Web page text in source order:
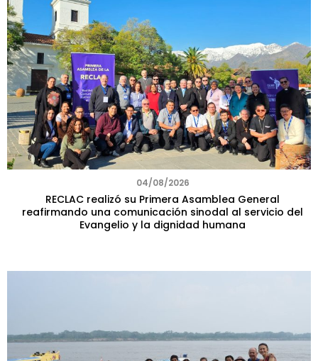
04/08/2026
RECLAC realizó su Primera Asamblea General
reafirmando una comunicación sinodal al servicio del
Evangelio y la dignidad humana